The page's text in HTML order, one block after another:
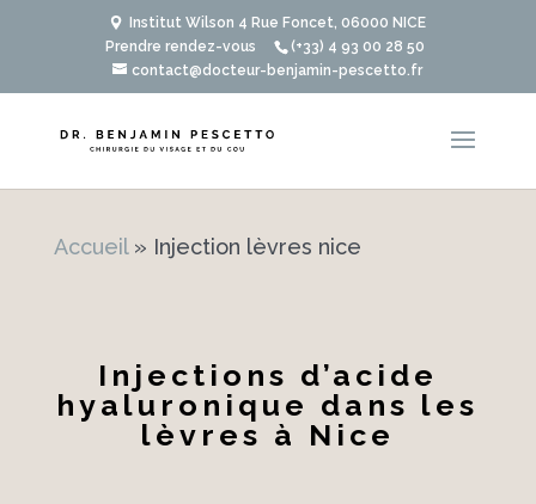
Institut Wilson 4 Rue Foncet, 06000 NICE
Prendre rendez-vous
(+33) 4 93 00 28 50
contact@docteur-benjamin-pescetto.fr
Accueil» Injection lèvres nice
Injections d’acide
hyaluronique dans les
lèvres à Nice